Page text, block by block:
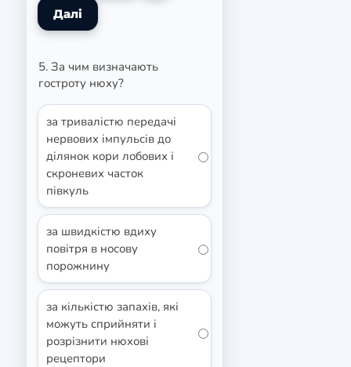
5. За чим визначають
гостроту нюху?
за тривалістю передачі
нервових імпульсів до
ділянок кори лобових і
скроневих часток
півкуль
за швидкістю вдиху
повітря в носову
порожнину
за кількістю запахів, які
можуть сприйняти і
розрізнити нюхові
рецептори